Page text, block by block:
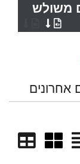
משולש
אחרונים